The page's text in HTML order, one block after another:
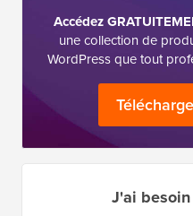
Accédez
une collection de
WordPress que tout
J'ai